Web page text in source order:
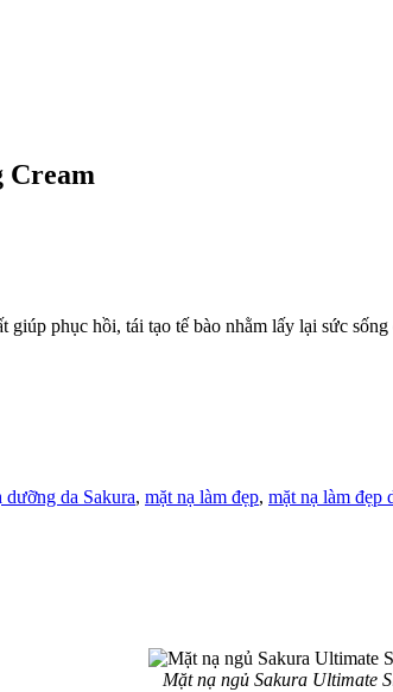
Cream
phục hồi, tái tạo tế bào nhằm lấy lại sức
dưỡng da Sakura, mặt nạ làm đẹp, mặt nạ làm đẹp
Mặt nạ ngủ Sakura Ultimate